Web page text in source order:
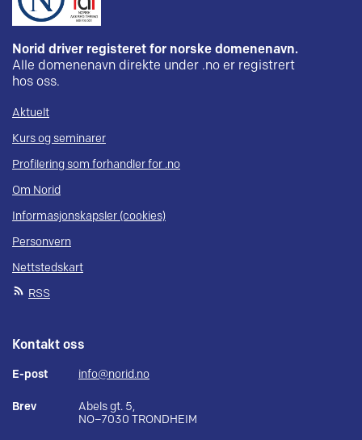
Norid driver registeret for norske domenenavn.
Alle domenenavn direkte under .no er registrert
hos oss.
Aktuelt
Kurs og seminarer
Profilering som forhandler for .no
Om Norid
Informasjonskapsler (cookies)
Personvern
Nettstedskart
RSS
Kontakt oss
E-post info@norid.no
Brev
Abels gt. 5,
NO–7030 TRONDHEIM